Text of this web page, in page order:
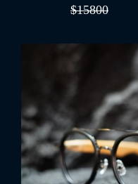
$15800